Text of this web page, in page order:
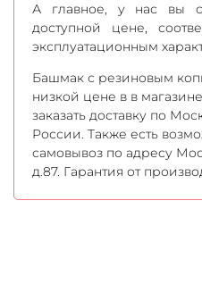
А главное, у нас вы
доступной цене,
эксплуатационным
Башмак с резиновым
низкой цене в в
заказать доставку по
России. Также есть
самовывоз по адресу
д.87. Гарантия от